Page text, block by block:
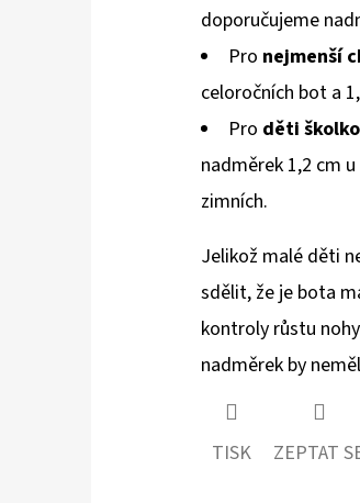
doporučujeme
Pro nejmenší
celoročních bot a
Pro děti
nadměrek 1,2 cm
zimních.
Jelikož malé děti
sdělit, že je bota
kontroly růstu
nadměrek by
TISK ZEPTAT